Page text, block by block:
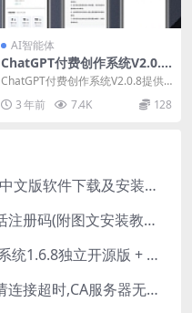
AI智能体
ChatGPT付费创作系统V2.0.8
独立版 +WEB端+ H5端 + 小程
序端+新增PC端绘画
ChatGPT付费创作系统V2.0.8提供
单独的升级包，升级前先更新至2.0.
7版本，再上传升级包替换，同是导
间AI，后台一些小细节的优
3 年前 7.4K 128
AI换脸软件DeepFaceLab中文版软件下载及安装入门教程
Navicat 16破解版永久激活注册码(附图文安装教程) 站长必备软件工具
小狐狸ChatGPT付费创作系统1.6.8独立开源版 + H5+小程序VUE前端
Let’s Encrypt SSL证书申请连接超时,CA服务器无法访问您的网站!解决方法